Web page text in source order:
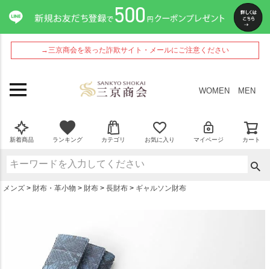
→三京商会を装った詐欺サイト・メールにご注意ください
WOMEN MEN
新着商品 ランキング カテゴリ お気に入り マイページ カート
メンズ 財布・革小物 財布 長財布 ギャルソン財布
ペー
ジト
ップ
へ